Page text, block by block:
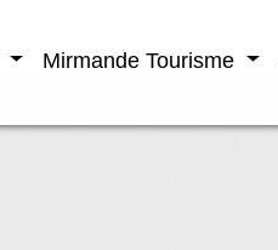
Mirmande Tourisme